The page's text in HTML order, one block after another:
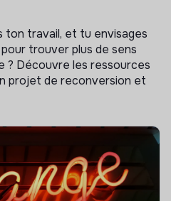
ton travail, et tu envisages
trouver plus de sens
? Découvre les ressources
projet de reconversion et